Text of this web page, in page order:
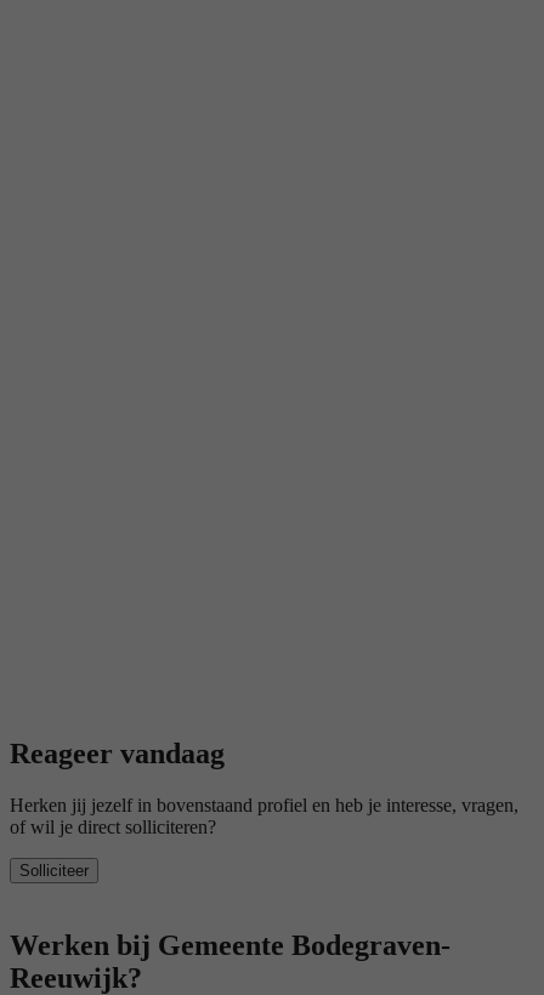
Reageer vandaag
Herken jij jezelf in bovenstaand profiel en heb je interesse, vragen,
of wil je direct solliciteren?
Solliciteer
Werken bij Gemeente Bodegraven-
Reeuwijk?